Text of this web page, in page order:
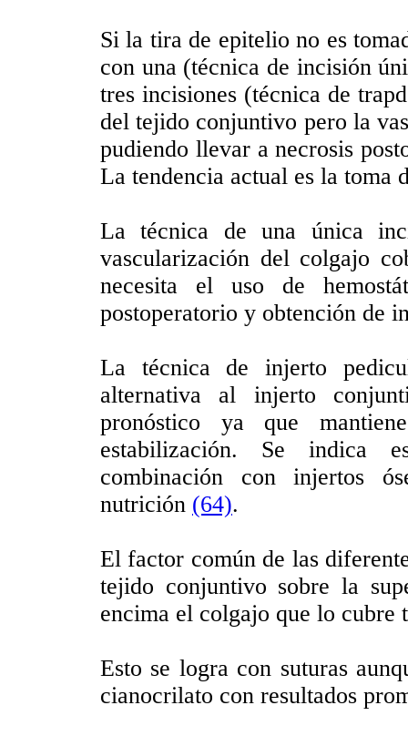
Si la tira de epitelio no es
con una (técnica de incisión
tres incisiones (técnica de
del tejido conjuntivo pero la
pudiendo llevar a necrosis
La tendencia actual es la
La técnica de una única
vascularización del colgajo
necesita el uso de
postoperatorio y obtención de
La técnica de injerto
alternativa al injerto
pronóstico ya que
estabilización. Se indica
combinación con injertos
nutrición (64).
El factor común de las
tejido conjuntivo sobre la
encima el colgajo que lo cubre
Esto se logra con suturas
cianocrilato con resultados